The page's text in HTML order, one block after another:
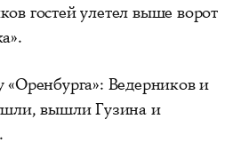
гостей улетел выше ворот
Ведерников и
вышли Гузина и